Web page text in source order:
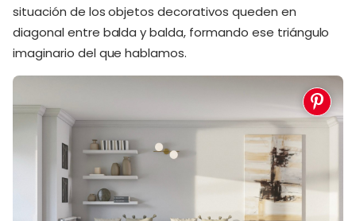
situación de los objetos decorativos queden en
diagonal entre balda y balda, formando ese triángulo
imaginario del que hablamos.